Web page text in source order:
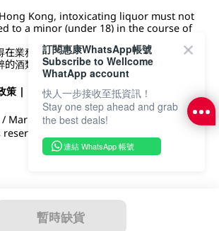
暫時缺貨
Kong, intoxicating liquor must not
to a minor (under 18) in the course of
業務過程中，向未成年人 (18 歲以下人士)
的酒類。
策 | DFI零售集團
Market Place. The Dairy Farm Company
訂閱惠康WhatsApp帳號
Subscribe to Wellcome
WhatApp account
快人一步接收至抵資訊！
Stay one step ahead and grab
the best deals!
連結 WhatsApp 帳號